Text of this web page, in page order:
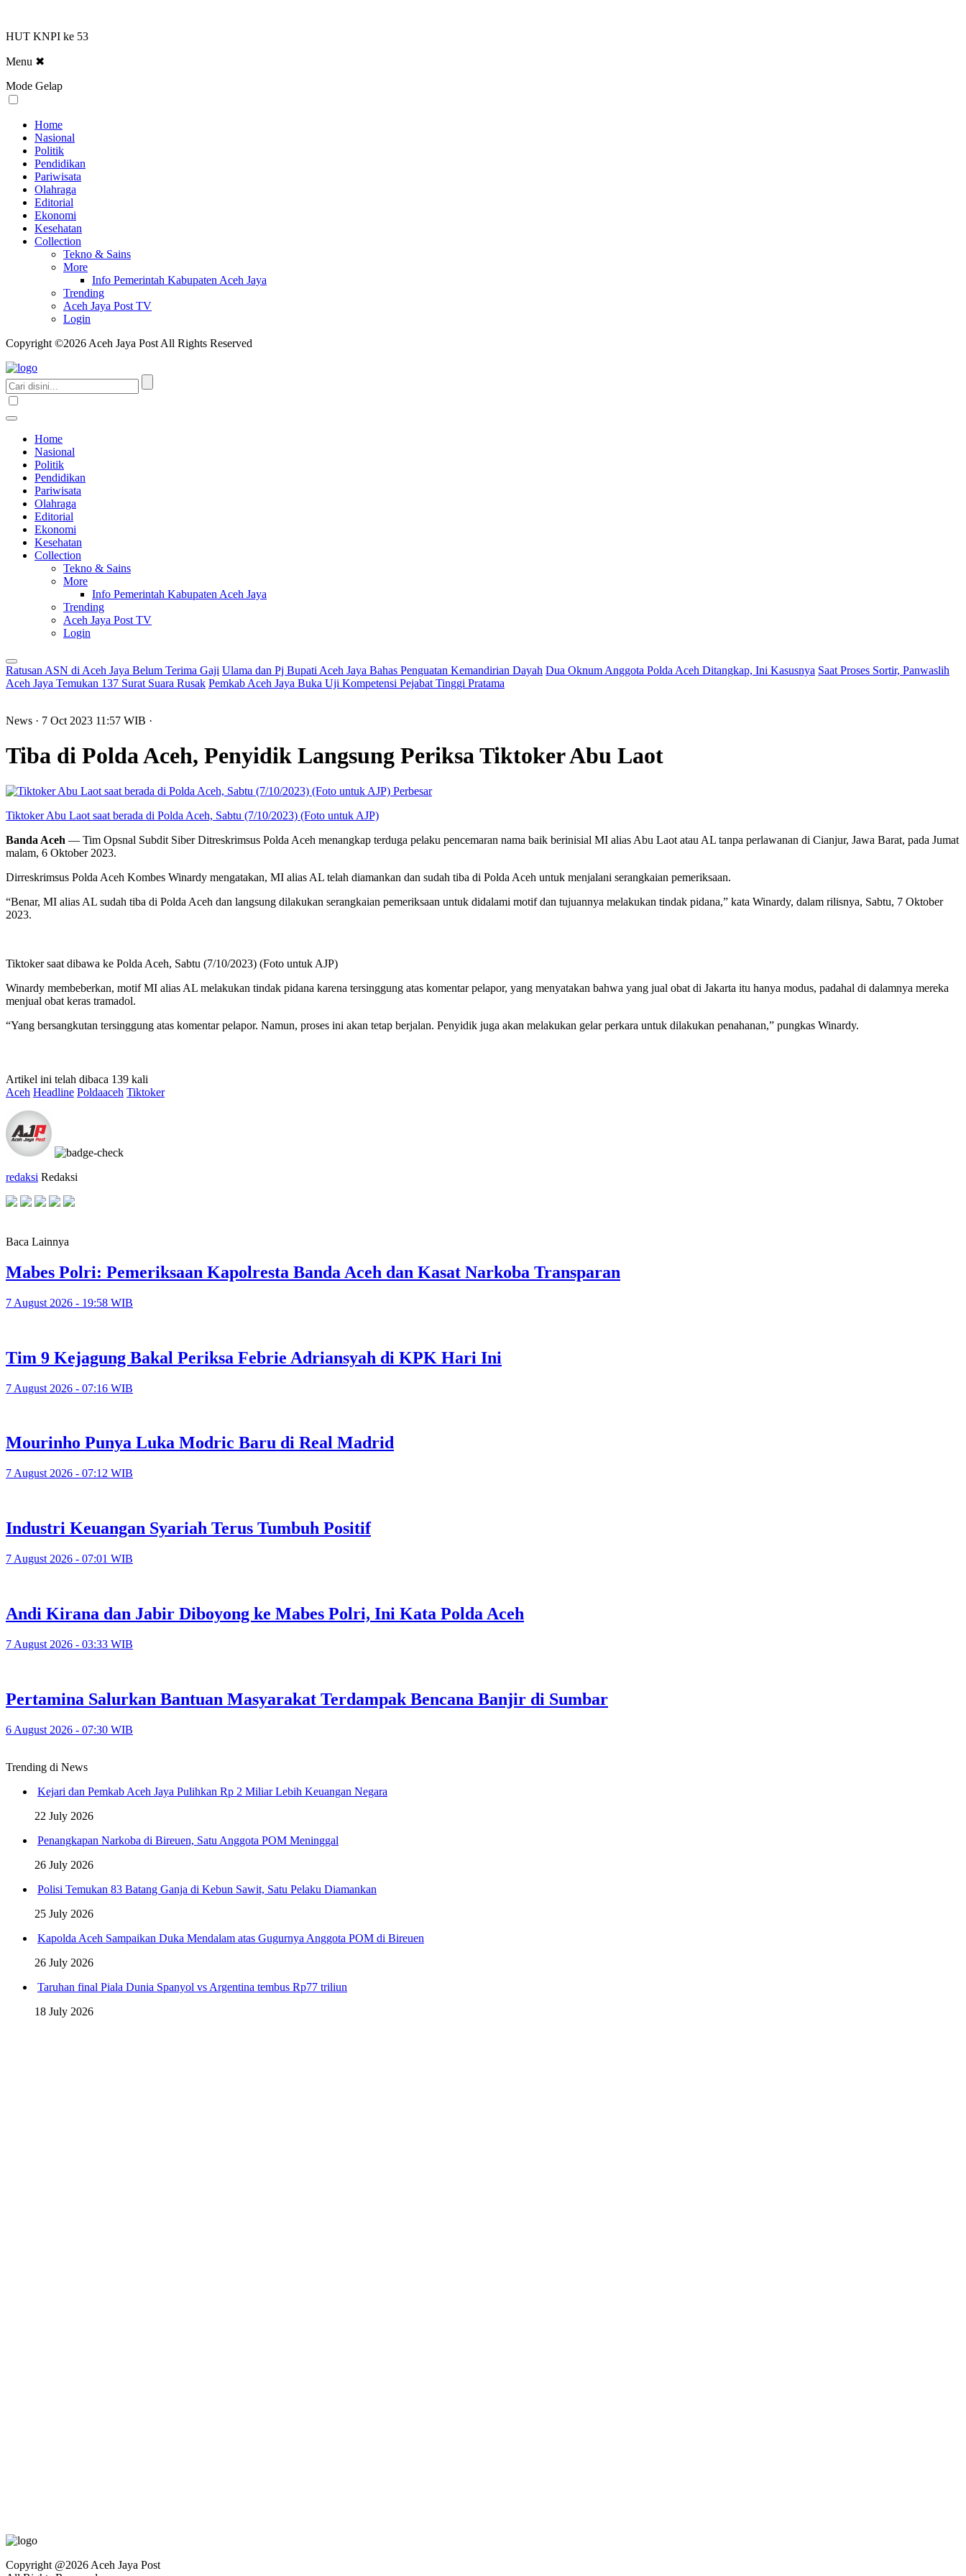
HUT KNPI ke 53
Menu ✖
Mode Gelap
Home
Nasional
Politik
Pendidikan
Pariwisata
Olahraga
Editorial
Ekonomi
Kesehatan
Collection
Tekno & Sains
More
Info Pemerintah Kabupaten Aceh Jaya
Trending
Aceh Jaya Post TV
Login
Copyright ©2026 Aceh Jaya Post All Rights Reserved
Home
Nasional
Politik
Pendidikan
Pariwisata
Olahraga
Editorial
Ekonomi
Kesehatan
Collection
Tekno & Sains
More
Info Pemerintah Kabupaten Aceh Jaya
Trending
Aceh Jaya Post TV
Login
Ratusan ASN di Aceh Jaya Belum Terima Gaji Ulama dan Pj Bupati Aceh Jaya Bahas Penguatan Kemandirian Dayah Dua Oknum Anggota Polda Aceh Ditangkap, Ini Kasusnya Saat Proses Sortir, Panwaslih
Aceh Jaya Temukan 137 Surat Suara Rusak Pemkab Aceh Jaya Buka Uji Kompetensi Pejabat Tinggi Pratama
News · 7 Oct 2023 11:57 WIB ·
Tiba di Polda Aceh, Penyidik Langsung Periksa Tiktoker Abu Laot
Perbesar
Tiktoker Abu Laot saat berada di Polda Aceh, Sabtu (7/10/2023) (Foto untuk AJP)
Banda Aceh — Tim Opsnal Subdit Siber Ditreskrimsus Polda Aceh menangkap terduga pelaku pencemaran nama baik berinisial MI alias Abu Laot atau AL tanpa perlawanan di Cianjur, Jawa Barat, pada Jumat
malam, 6 Oktober 2023.
Dirreskrimsus Polda Aceh Kombes Winardy mengatakan, MI alias AL telah diamankan dan sudah tiba di Polda Aceh untuk menjalani serangkaian pemeriksaan.
“Benar, MI alias AL sudah tiba di Polda Aceh dan langsung dilakukan serangkaian pemeriksaan untuk didalami motif dan tujuannya melakukan tindak pidana,” kata Winardy, dalam rilisnya, Sabtu, 7 Oktober
2023.
Tiktoker saat dibawa ke Polda Aceh, Sabtu (7/10/2023) (Foto untuk AJP)
Winardy membeberkan, motif MI alias AL melakukan tindak pidana karena tersinggung atas komentar pelapor, yang menyatakan bahwa yang jual obat di Jakarta itu hanya modus, padahal di dalamnya mereka
menjual obat keras tramadol.
“Yang bersangkutan tersinggung atas komentar pelapor. Namun, proses ini akan tetap berjalan. Penyidik juga akan melakukan gelar perkara untuk dilakukan penahanan,” pungkas Winardy.
Artikel ini telah dibaca 139 kali
Aceh Headline Poldaaceh Tiktoker
redaksi Redaksi
Baca Lainnya
Mabes Polri: Pemeriksaan Kapolresta Banda Aceh dan Kasat Narkoba Transparan
7 August 2026 - 19:58 WIB
Tim 9 Kejagung Bakal Periksa Febrie Adriansyah di KPK Hari Ini
7 August 2026 - 07:16 WIB
Mourinho Punya Luka Modric Baru di Real Madrid
7 August 2026 - 07:12 WIB
Industri Keuangan Syariah Terus Tumbuh Positif
7 August 2026 - 07:01 WIB
Andi Kirana dan Jabir Diboyong ke Mabes Polri, Ini Kata Polda Aceh
7 August 2026 - 03:33 WIB
Pertamina Salurkan Bantuan Masyarakat Terdampak Bencana Banjir di Sumbar
6 August 2026 - 07:30 WIB
Trending di News
Kejari dan Pemkab Aceh Jaya Pulihkan Rp 2 Miliar Lebih Keuangan Negara
22 July 2026
Penangkapan Narkoba di Bireuen, Satu Anggota POM Meninggal
26 July 2026
Polisi Temukan 83 Batang Ganja di Kebun Sawit, Satu Pelaku Diamankan
25 July 2026
Kapolda Aceh Sampaikan Duka Mendalam atas Gugurnya Anggota POM di Bireuen
26 July 2026
Taruhan final Piala Dunia Spanyol vs Argentina tembus Rp77 triliun
18 July 2026
Copyright @2026 Aceh Jaya Post